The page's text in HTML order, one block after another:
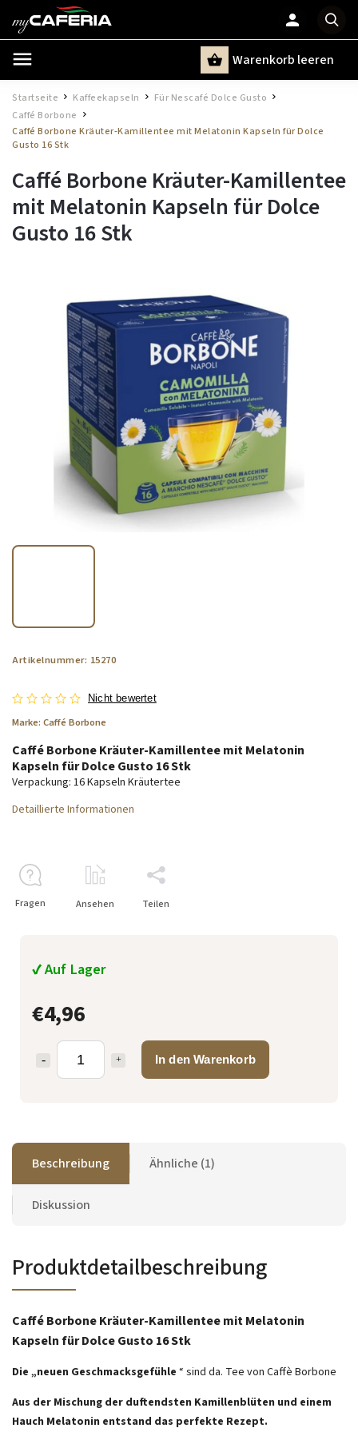
Warenkorb leeren
Startseite / Kaffeekapseln Für Nescafé Dolce Gusto /
Caffé Borbone
Caffé Borbone Kräuter-Kamillentee mit Melatonin Kapseln für Dolce
Gusto 16 Stk
Caffé Borbone Kräuter-Kamillentee
mit Melatonin Kapseln für Dolce
Gusto 16 Stk
Artikelnummer: 15270
Nicht bewertet
Marke: Caffé Borbone
€4,96
In den Warenkorb
✔ Auf Lager
Caffé Borbone Kräuter-Kamillentee mit Melatonin
Kapseln für Dolce Gusto 16 Stk
Verpackung: 16 Kapseln Kräutertee
Detaillierte Informationen
Fragen Ansehen Teilen
Beschreibung Ähnliche (1)
Diskussion
Produktdetailbeschreibung
Caffé Borbone Kräuter-Kamillentee mit Melatonin
Kapseln für Dolce Gusto 16 Stk
Die „neuen Geschmacksgefühle “ sind da. Tee von Caffè Borbone
Aus der Mischung der duftendsten Kamillenblüten und einem
Hauch Melatonin entstand das perfekte Rezept.